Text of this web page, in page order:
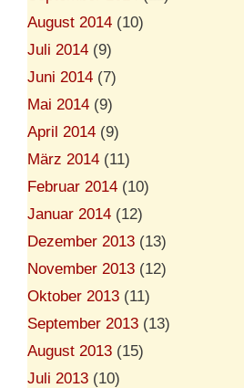
August 2014 (10)
Juli 2014 (9)
Juni 2014 (7)
Mai 2014 (9)
April 2014 (9)
März 2014 (11)
Februar 2014 (10)
Januar 2014 (12)
Dezember 2013 (13)
November 2013 (12)
Oktober 2013 (11)
September 2013 (13)
August 2013 (15)
Juli 2013 (10)